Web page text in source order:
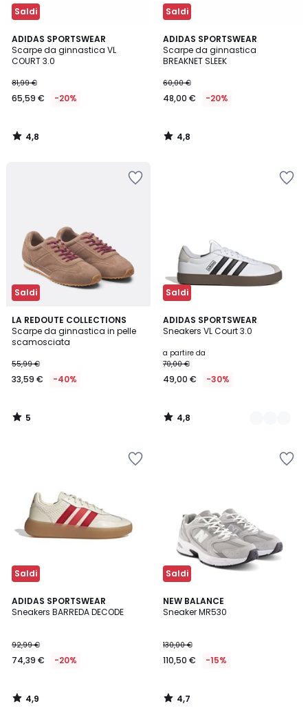
Saldi
ADIDAS SPORTSWEAR
Scarpe da ginnastica VL
COURT 3.0
81,99 €
65,59 € -20%
4,8
/ 5
4,8
/
Saldi
ADIDAS SPORTSWEAR
Scarpe da ginnastica
BREAKNET SLEEK
60,00 €
48,00 € -20%
4,8
/ 5
4,8
/
Saldi
LA REDOUTE COLLECTIONS
Scarpe da ginnastica in pelle
scamosciata
55,99 €
33,59 € -40%
5
/
5
5
/
Saldi
ADIDAS SPORTSWEAR
Sneakers VL Court 3.0
a partire da
70,00 €
49,00 € -30%
4,8
/ 5
4
Colori
4,8
/
Saldi
ADIDAS SPORTSWEAR
Sneakers BARREDA DECODE
92,99 €
74,39 € -20%
4,9
/ 5
4,9
/
Saldi
NEW BALANCE
Sneaker MR530
130,00 €
110,50 € -15%
4,7
/ 5
4,7
/